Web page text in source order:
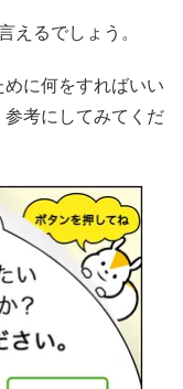
えるでしょう。
に何をすればいい
考にしてみてくだ